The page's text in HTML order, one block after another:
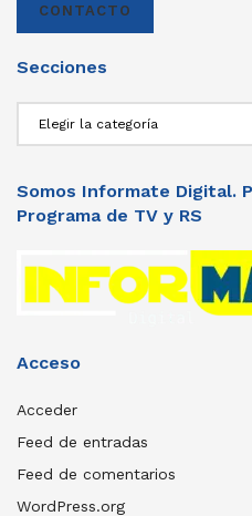
CONTACTO
Secciones
Somos Informate Digital.
Programa de TV y RS
Acceso
Acceder
Feed de entradas
Feed de comentarios
WordPress.org